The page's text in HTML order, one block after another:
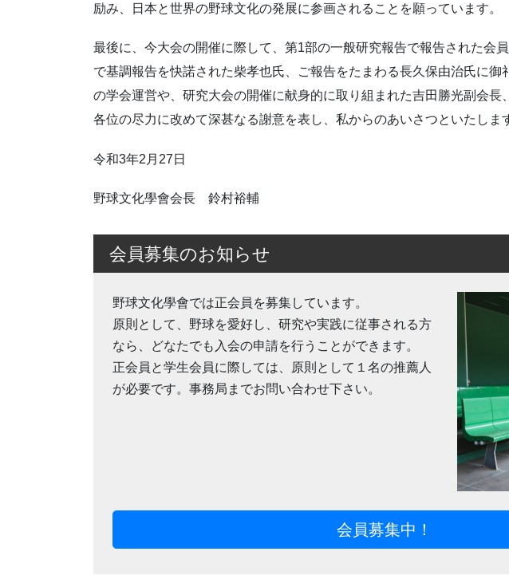
励み、日本と世界の野球文化の発展に参画されることを願っています。
最後に、今大会の開催に際して、第1部の一般研究報告で報告された会
で基調報告を快諾された柴孝也氏、ご報告をたまわる長久保由治氏に御
の学会運営や、研究大会の開催に献身的に取り組まれた吉田勝光副会長
各位の尽力に改めて深甚なる謝意を表し、私からのあいさつといたしま
令和3年2月27日
野球文化學會会長 鈴村裕輔
会員募集のお知らせ
野球文化學會では正会員を募集しています。
原則として、野球を愛好し、研究や実践に従事される方
なら、どなたでも入会の申請を行うことができます。
正会員と学生会員に際しては、原則として１名の推薦人
が必要です。事務局までお問い合わせ下さい。
会員募集中！